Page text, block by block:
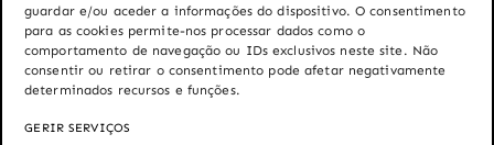
guardar e/ou aceder a informações do dispositivo. O consentimento
para as cookies permite-nos processar dados como o
comportamento de navegação ou IDs exclusivos neste site. Não
consentir ou retirar o consentimento pode afetar negativamente
determinados recursos e funções.
GERIR SERVIÇOS